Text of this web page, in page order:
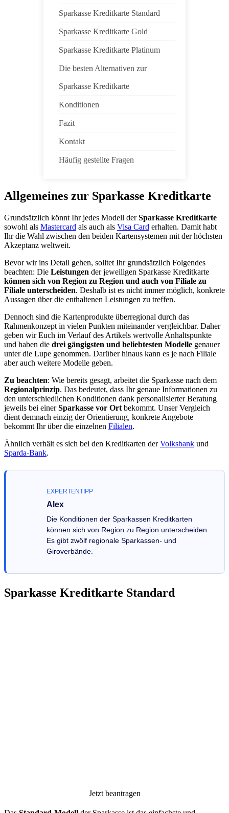
Sparkasse Kreditkarte Standard
Sparkasse Kreditkarte Gold
Sparkasse Kreditkarte Platinum
Die besten Alternativen zur
Sparkasse Kreditkarte
Konditionen
Fazit
Kontakt
Häufig gestellte Fragen
Allgemeines zur Sparkasse Kreditkarte
Grundsätzlich könnt Ihr jedes Modell derSparkasse Kreditkarte
sowohl als Mastercard als auch als Visa Card erhalten. Damit habt
Ihr die Wahl zwischen den beiden Kartensystemen mit der höchsten
Akzeptanz weltweit.
Bevor wir ins Detail gehen, solltet Ihr grundsätzlich Folgendes
beachten: Die Leistungen der jeweiligen Sparkasse Kreditkarte
können sich von Region zu Region und auch von Filiale zu
Filiale unterscheiden. Deshalb ist es nicht immer möglich, konkrete
Aussagen über die enthaltenen Leistungen zu treffen.
Dennoch sind die Kartenprodukte überregional durch das
Rahmenkonzept in vielen Punkten miteinander vergleichbar. Daher
geben wir Euch im Verlauf des Artikels wertvolle Anhaltspunkte
und haben die drei gängigsten und beliebtesten Modelle genauer
unter die Lupe genommen. Darüber hinaus kann es je nach Filiale
aber auch weitere Modelle geben.
Zu beachten: Wie bereits gesagt, arbeitet die Sparkasse nach dem
Regionalprinzip. Das bedeutet, dass Ihr genaue Informationen zu
den unterschiedlichen Konditionen dank personalisierter Beratung
jeweils bei einerSparkasse vor Ort bekommt. Unser Vergleich
dient demnach einzig der Orientierung, konkrete Angebote
bekommt Ihr über die einzelnen Filialen.
Ähnlich verhält es sich bei den Kreditkarten derVolksbank und
Sparda-Bank.
EXPERTENTIPP
Alex
Die Konditionen der Sparkassen Kreditkarten
können sich von Region zu Region unterscheiden.
Es gibt zwölf regionale Sparkassen- und
Giroverbände.
Sparkasse Kreditkarte Standard
Jetzt beantragen